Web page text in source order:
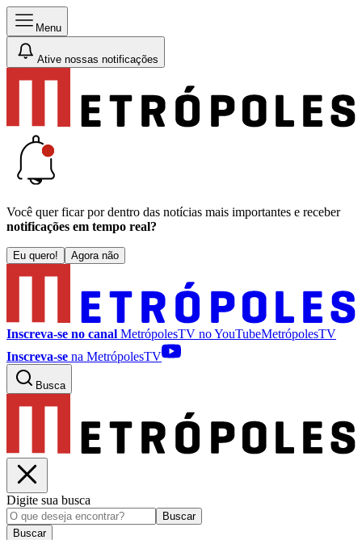
Menu
Ative nossas notificações
Você quer ficar por dentro das notícias mais importantes e receber
notificações em tempo real?
Eu quero! Agora não
Inscreva-se no canal MetrópolesTV noYouTubeMetrópolesTV
Inscreva-se na MetrópolesTV
Busca
Digite sua busca
Buscar
Buscar